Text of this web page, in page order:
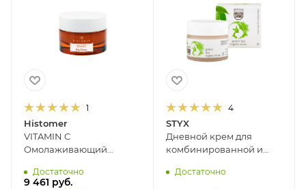
1
Histomer
VITAMIN C
Омолаживающий
HISTOMER, 50 мл
Достаточно
9 461 руб.
4
STYX
Дневной крем для
комбинированной и
ЗЕЛЕНЫЙ ЧАЙ STYX, 50
Достаточно